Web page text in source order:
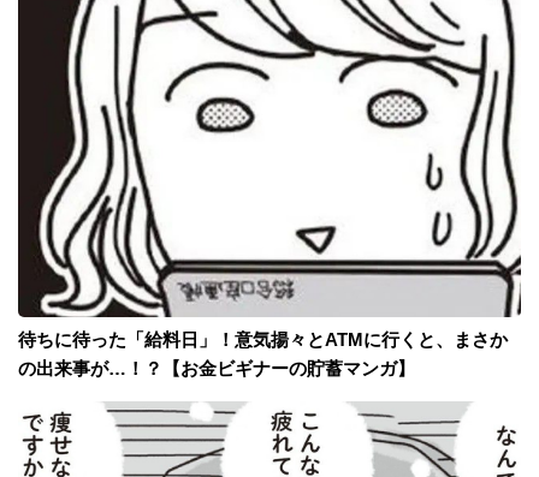
待ちに待った「給料日」！意気揚々とATMに行くと、まさか
の出来事が…！？【お金ビギナーの貯蓄マンガ】